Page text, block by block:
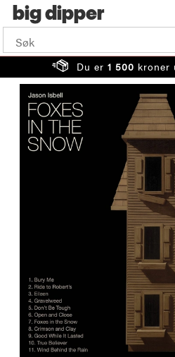
big
Du er 1 500 kroner